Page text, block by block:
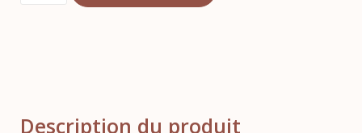
Description du produit